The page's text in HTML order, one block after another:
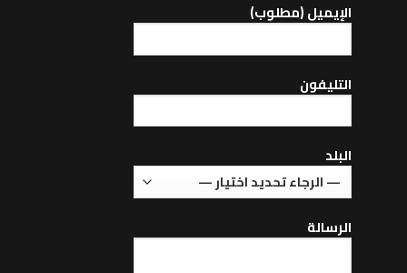
اﻹيميل (مطلوب)
التليفون
البلد
الرسالة